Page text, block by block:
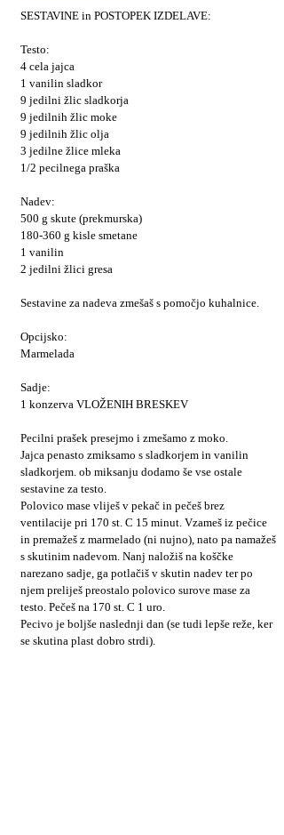
SESTAVINE in POSTOPEK IZDELAVE:
Testo:
4 cela jajca
1 vanilin sladkor
9 jedilni žlic sladkorja
9 jedilnih žlic moke
9 jedilnih žlic olja
3 jedilne žlice mleka
1/2 pecilnega praška
Nadev:
500 g skute (prekmurska)
180-360 g kisle smetane
1 vanilin
2 jedilni žlici gresa
Sestavine za nadeva zmešaš s pomočjo kuhalnice.
Opcijsko:
Marmelada
Sadje:
1 konzerva VLOŽENIH BRESKEV
Pecilni prašek presejmo i zmešamo z moko.
Jajca penasto zmiksamo s sladkorjem in vanilin
sladkorjem. ob miksanju dodamo še vse ostale
sestavine za testo.
Polovico mase vliješ v pekač in pečeš brez
ventilacije pri 170 st. C 15 minut. Vzameš iz pečice
in premažeš z marmelado (ni nujno), nato pa namažeš
s skutinim nadevom. Nanj naložiš na koščke
narezano sadje, ga potlačiš v skutin nadev ter po
njem preliješ preostalo polovico surove mase za
testo. Pečeš na 170 st. C 1 uro.
Pecivo je boljše naslednji dan (se tudi lepše reže, ker
se skutina plast dobro strdi).